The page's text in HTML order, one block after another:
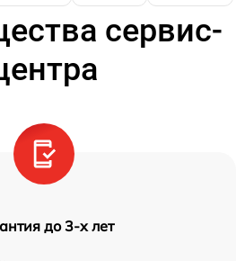
сервис-
до 3-х лет